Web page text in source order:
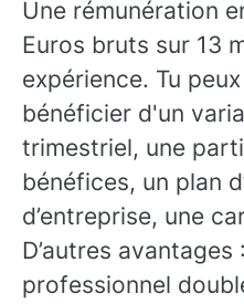
Une rémunération
Euros bruts sur 13
expérience. Tu
bénéficier d'un
trimestriel, une
bénéfices, un plan
d’entreprise, une
D’autres
professionnel